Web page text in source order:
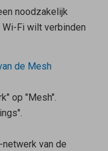
noodzakelijk
Fi wilt verbinden
de Mesh
op "Mesh".
van de